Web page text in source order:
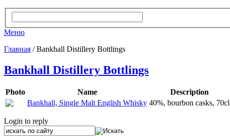
Меню
Главная / Bankhall Distillery Bottlings
Bankhall Distillery Bottlings
Photo Name Description
Bankhall, Single Malt English Whisky 40%, bourbon casks, 70cl
Login to reply